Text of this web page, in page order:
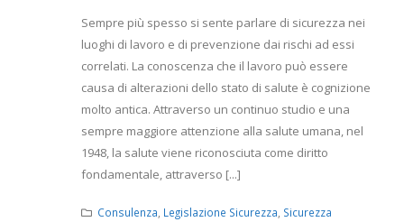
Sempre più spesso si sente parlare di sicurezza nei
luoghi di lavoro e di prevenzione dai rischi ad essi
correlati. La conoscenza che il lavoro può essere
causa di alterazioni dello stato di salute è cognizione
molto antica. Attraverso un continuo studio e una
sempre maggiore attenzione alla salute umana, nel
1948, la salute viene riconosciuta come diritto
fondamentale, attraverso [...]
Consulenza, Legislazione Sicurezza, Sicurezza